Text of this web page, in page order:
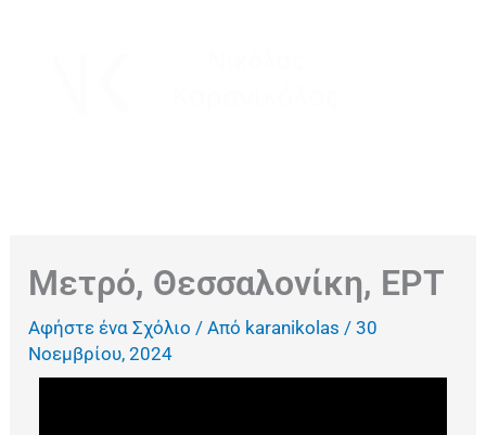
Μετρό, Θεσσαλονίκη, ΕΡΤ
Αφήστε ένα Σχόλιο / Από karanikolas/30
Νοεμβρίου, 2024